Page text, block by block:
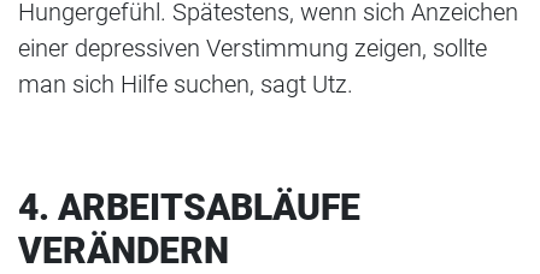
Hungergefühl. Spätestens, wenn sich Anzeichen
einer depressiven Verstimmung zeigen, sollte
man sich Hilfe suchen, sagt Utz.
4. ARBEITSABLÄUFE
VERÄNDERN